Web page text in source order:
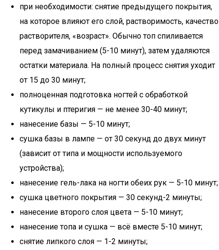
при необходимости: снятие предыдущего покрытия,
на которое влияют его слой, растворимость, качество
растворителя, «возраст». Обычно топ спиливается
перед замачиванием (5-10 минут), затем удаляются
остатки материала. На полный процесс снятия уходит
от 15 до 30 минут;
полноценная подготовка ногтей с обработкой
кутикулы и птеригия — не менее 30-40 минут;
нанесение базы — 5-10 минут;
сушка базы в лампе — от 30 секунд до двух минут
(зависит от типа и мощности используемого
устройства);
нанесение гель-лака на ногти обеих рук — 5-10 минут;
сушка цветного покрытия — 30 секунд-2 минуты;
нанесение второго слоя цвета — 5-10 минут;
нанесение топа и сушка — всё вместе 5-10 минут;
снятие липкого слоя — 1-2 минуты;